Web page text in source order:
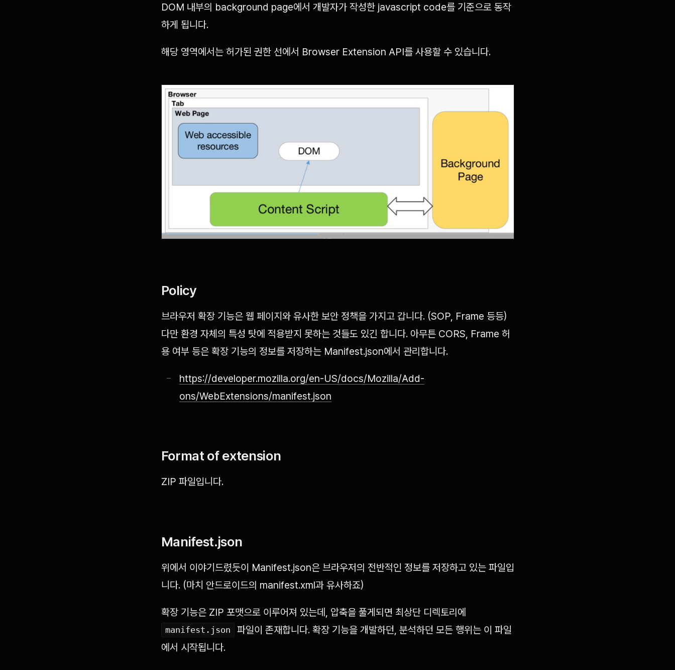
DOM 내부의 background page에서 개발자가 작성한 javascript code를 기준으로 동작
하게 됩니다.
해당 영역에서는 허가된 권한 선에서 Browser Extension API를 사용할 수 있습니다.
Policy
브라우저 확장 기능은 웹 페이지와 유사한 보안 정책을 가지고 갑니다. (SOP, Frame 등등)
다만 환경 자체의 특성 탓에 적용받지 못하는 것들도 있긴 합니다. 아무튼 CORS, Frame 허
용 여부 등은 확장 기능의 정보를 저장하는 Manifest.json에서 관리합니다.
https://developer.mozilla.org/en-US/docs/Mozilla/Add-
ons/WebExtensions/manifest.json
Format of extension
ZIP 파일입니다.
Manifest.json
위에서 이야기드렸듯이 Manifest.json은 브라우저의 전반적인 정보를 저장하고 있는 파일입
니다. (마치 안드로이드의 manifest.xml과 유사하죠)
확장 기능은 ZIP 포맷으로 이루어져 있는데, 압축을 풀게되면 최상단 디렉토리에
manifest.json
파일이 존재합니다. 확장 기능을 개발하던, 분석하던 모든 행위는 이 파일
에서 시작됩니다.